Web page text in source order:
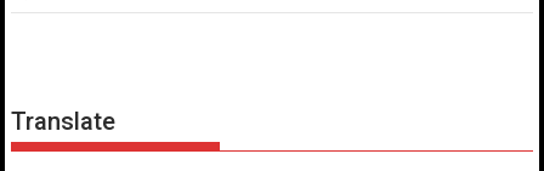
Translate